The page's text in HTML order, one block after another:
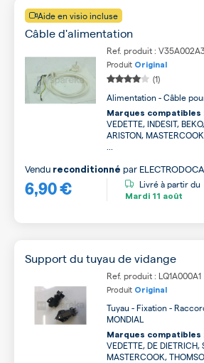
Aide en visio incluse
Câble d'alimentation
Ref. produit :
Produit Original
(1)
Alimentation - Câble
Marques compatibles
VEDETTE, INDESIT,
ARISTON,
6,90 €
Vendu reconditionné par
Livré à partir du
Mardi 11 août
Support du tuyau de vidange
Ref. produit : LQ1A000A1
Produit Original
Tuyau - Fixation -
MONDIAL
Marques compatibles
VEDETTE, DE DIETRICH,
MASTERCOOK,